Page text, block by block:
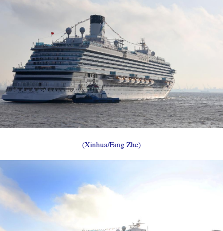
(Xinhua/Fang Zhe)